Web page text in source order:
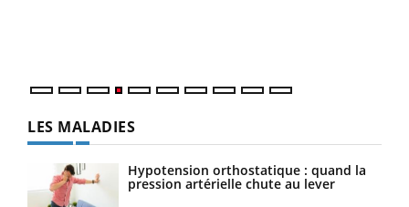
LES MALADIES
Hypotension orthostatique : quand la
pression artérielle chute au lever